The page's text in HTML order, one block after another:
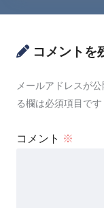
コメントを
メールアドレスが
る欄は必須項目です
コメント ※